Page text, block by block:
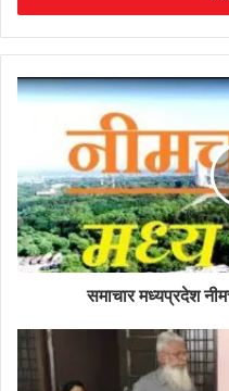
समाचार मध्यप्रदेश